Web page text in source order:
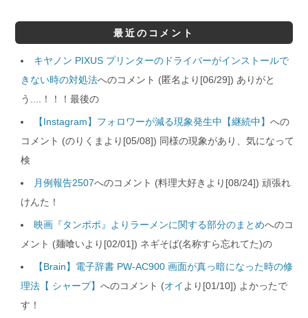
最近のコメント
キヤノン PIXUS プリンターのドライバーがインストールで
きない時の対処法へのコメント (匿名より[06/29]) ありがと
う....！！！最後の
【Instagram】フォロワーが減る現象発生中【継続中】への
コメント (のりくまより[05/08]) 同様の現象があり、気になって
検
月例報告2507へのコメント (料理大好きより[08/24]) 頑張れ
けんた！
映画『タンポポ』よりラーメンに関する部分のまとめへのコ
メント (麺喰いより[02/01]) ネギそば(名称すら忘れてた)の
【Brain】電子辞書 PW-AC900 画面が真っ暗になった時の修
理法【 シャープ】 へのコメント (オイ より[01/10]) よかったで
す！